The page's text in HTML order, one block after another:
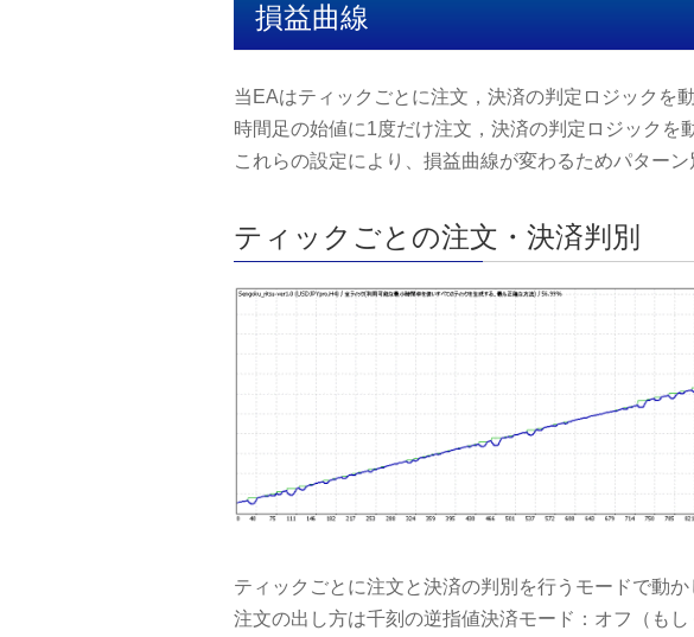
損益曲線
当EAはティックごとに注文，決済の判定ロジックを
時間足の始値に1度だけ注文，決済の判定ロジックを
これらの設定により、損益曲線が変わるためパターン
ティックごとの注文・決済判別
ティックごとに注文と決済の判別を行うモードで動
注文の出し方は千刻の逆指値決済モード：オフ（も